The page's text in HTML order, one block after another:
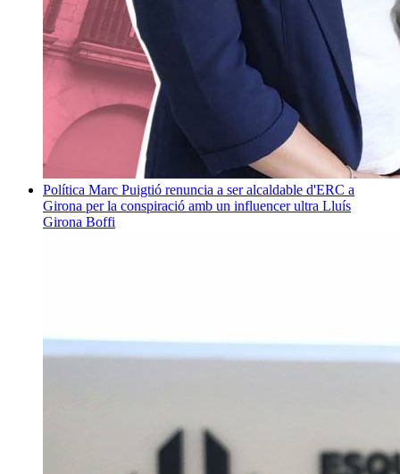
Política Marc Puigtió renuncia a ser alcaldable d'ERC a
Girona per la conspiració amb un influencer ultra Lluís
Girona Boffi